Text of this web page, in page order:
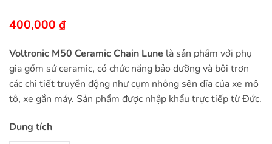
400,000 ₫
Voltronic M50 Ceramic Chain Lune là sản phẩm với phụ
gia gốm sứ ceramic, có chức năng bảo dưỡng và bôi trơn
các chi tiết truyền động như cụm nhông sên dĩa của xe mô
tô, xe gắn máy. Sản phẩm được nhập khẩu trực tiếp từ Đức.
Dung tích